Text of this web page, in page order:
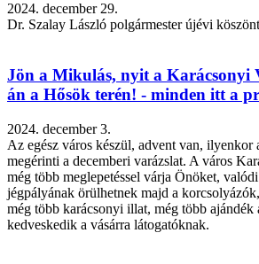
2024. december 29.
Dr. Szalay László polgármester újévi
Jön a Mikulás, nyit a Karácsonyi
án a Hősök terén! - minden itt a
2024. december 3.
Az egész város készül, advent van, ilyenkor
megérinti a decemberi varázslat. A város
még több meglepetéssel várja Önöket,
jégpályának örülhetnek majd a
még több karácsonyi illat, még több ajándék
kedveskedik a vásárra látogatóknak.